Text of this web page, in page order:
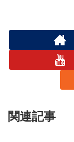
関連記事